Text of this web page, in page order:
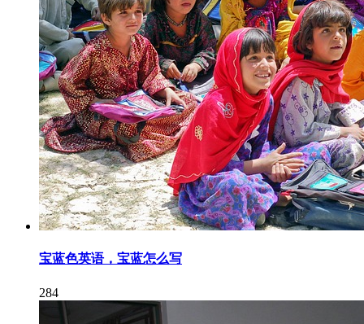
宝蓝色英语，宝蓝怎么写
284